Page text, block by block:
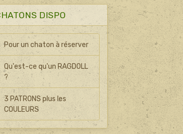
DISPO
Pour un chaton à réserver
Qu'est-ce qu'un RAGDOLL
?
3 PATRONS plus les
COULEURS